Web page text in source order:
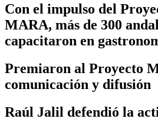
Con el impulso del
MARA, más de 300
capacitaron en
Premiaron al Proyecto
comunicación y difusión
Raúl Jalil defendió la